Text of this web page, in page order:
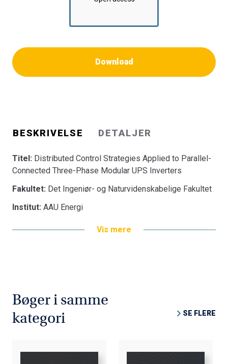
Download
BESKRIVELSE DETALJER
Titel: Distributed Control Strategies Applied to Parallel-
Connected Three-Phase Modular UPS Inverters
Fakultet: Det Ingeniør- og Naturvidenskabelige Fakultet
Institut: AAU Energi
Vis mere
Bøger i samme
kategori
SE FLERE